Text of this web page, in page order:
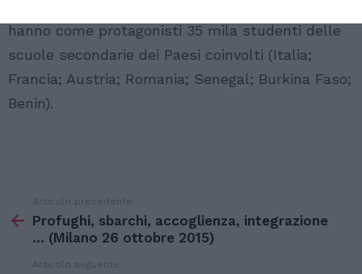
hanno come protagonisti 35 mila studenti delle
scuole secondarie dei Paesi coinvolti (Italia;
Francia; Austria; Romania; Senegal; Burkina Faso;
Benin).
di
Articolo precedente
Profughi, sbarchi, accoglienza, integrazione
… (Milano 26 ottobre 2015)
Articolo seguente